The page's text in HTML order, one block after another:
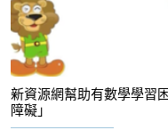
新資源網幫助有數學學習
障礙」